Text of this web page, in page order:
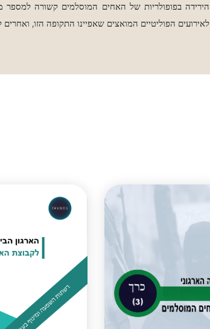
הירידה בפופולריות של האחים המוסלמים קשורה
לאירועים הפוליטיים המואצים שאפיינו התקופה הזו, ואחרים